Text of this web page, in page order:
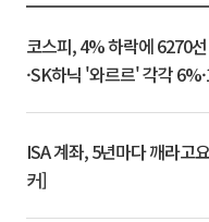
코스피, 4% 하락에 6270
·SK하닉 '와르르' 각각
ISA 계좌, 5년마다 깨라고
커]